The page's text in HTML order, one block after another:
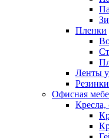
Пленки
Ленты
Офисная
Кресла,